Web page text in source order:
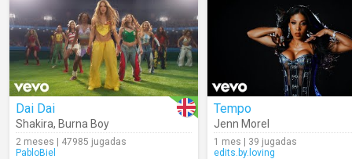
Dai Dai
Shakira, Burna Boy
2 meses | 47985 jugadas
PabloBiel
Tempo
Jenn Morel
1 mes | 39 jugadas
edits.by.loving